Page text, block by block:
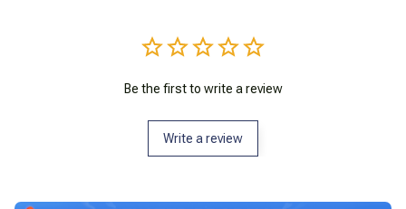
Be the first to write a review
Write a review